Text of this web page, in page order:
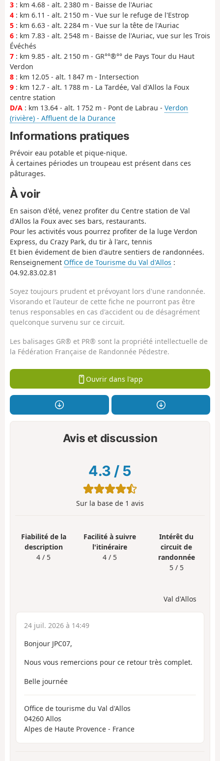
3 : km 4.68 - alt. 2 380 m - Baisse de l'Auriac
4 : km 6.11 - alt. 2 150 m - Vue sur le refuge de l'Estrop
5 : km 6.63 - alt. 2 284 m - Vue sur la tête de l'Auriac
6 : km 7.83 - alt. 2 548 m - Baisse de l'Auriac, vue sur les Trois
Évéchés
7 : km 9.85 - alt. 2 150 m - GR°°®°° de Pays Tour du Haut
Verdon
8 : km 12.05 - alt. 1 847 m - Intersection
9 : km 12.7 - alt. 1 788 m - La Tardée, Val d'Allos la Foux
centre station
D/A : km 13.64 - alt. 1 752 m - Pont de Labrau - Verdon
(rivière) - Affluent de la Durance
Informations pratiques
Prévoir eau potable et pique-nique.
À certaines périodes un troupeau est présent dans ces
pâturages.
À voir
En saison d'été, venez profiter du Centre station de Val
d'Allos la Foux avec ses bars, restaurants.
Pour les activités vous pourrez profiter de la luge Verdon
Express, du Crazy Park, du tir à l'arc, tennis
Et bien évidement de bien d'autre sentiers de randonnées.
Renseignement Office de Tourisme du Val d'Allos :
04.92.83.02.81
Soyez toujours prudent et prévoyant lors d'une randonnée.
Visorando et l'auteur de cette fiche ne pourront pas être
tenus responsables en cas d'accident ou de désagrément
quelconque survenu sur ce circuit.
Les balisages GR® et PR® sont la propriété intellectuelle de
la Fédération Française de Randonnée Pédestre.
Ouvrir dans l'app
Avis et discussion
4.3 / 5
Sur la base de 1 avis
Fiabilité de la
description
4 / 5
Facilité à suivre
l'itinéraire
4 / 5
Intérêt du
circuit de
randonnée
5 / 5
Val d'Allos
24 juil. 2026 à 14:49
Bonjour JPC07,
Nous vous remercions pour ce retour très complet.
Belle journée
Office de tourisme du Val d'Allos
04260 Allos
Alpes de Haute Provence - France